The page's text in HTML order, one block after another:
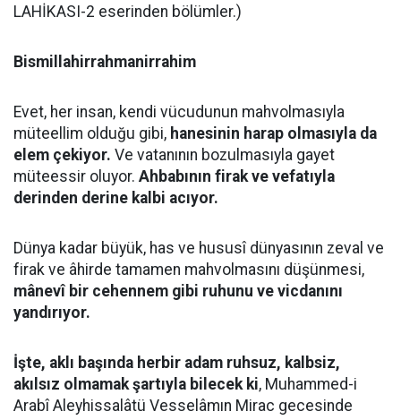
LAHİKASI-2 eserinden bölümler.)
Bismillahirrahmanirrahim
Evet, her insan, kendi vücudunun mahvolmasıyla
müteellim olduğu gibi, hanesinin harap olmasıyla da
elem çekiyor. Ve vatanının bozulmasıyla gayet
müteessir oluyor. Ahbabının firak ve vefatıyla
derinden derine kalbi acıyor.
Dünya kadar büyük, has ve hususî dünyasının zeval ve
firak ve âhirde tamamen mahvolmasını düşünmesi,
mânevî bir cehennem gibi ruhunu ve vicdanını
yandırıyor.
İşte, aklı başında herbir adam ruhsuz, kalbsiz,
akılsız olmamak şartıyla bilecek ki, Muhammed-i
Arabî Aleyhissalâtü Vesselâmın Mirac gecesinde